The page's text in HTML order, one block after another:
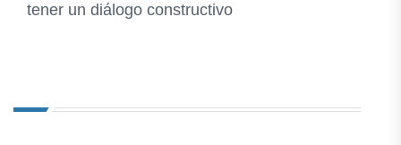
tener un diálogo constructivo